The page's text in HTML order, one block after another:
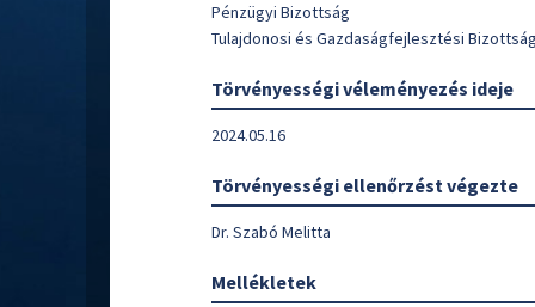
Pénzügyi Bizottság
Tulajdonosi és Gazdaságfejlesztési Bizottság
Törvényességi véleményezés ideje
2024.05.16
Törvényességi ellenőrzést végezte
Dr. Szabó Melitta
Mellékletek